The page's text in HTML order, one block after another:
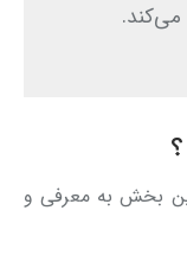
می‌کند.
که در این بخش به معرفی و